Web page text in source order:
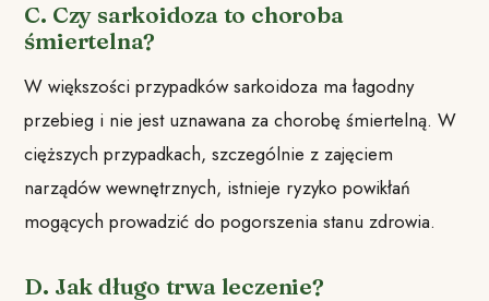
C. Czy sarkoidoza to choroba
śmiertelna?
W większości przypadków sarkoidoza ma łagodny
przebieg i nie jest uznawana za chorobę śmiertelną. W
cięższych przypadkach, szczególnie z zajęciem
narządów wewnętrznych, istnieje ryzyko powikłań
mogących prowadzić do pogorszenia stanu zdrowia.
D. Jak długo trwa leczenie?